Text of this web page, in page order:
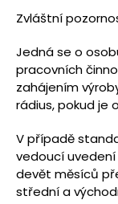
Zvláštní
Jedná se o
pracovních
zahájením
rádius, pokud je
V případě
vedoucí
devět měsíců
střední a